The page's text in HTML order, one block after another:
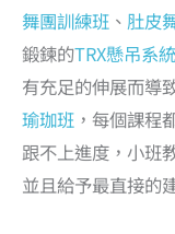
舞團訓練班 、 肚皮
鍛鍊的TRX懸吊系
有充足的伸展而導
瑜珈班 ，每個課程
跟不上進度，小班
並且給予最直接的